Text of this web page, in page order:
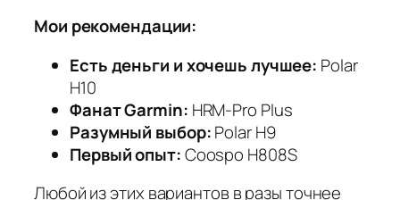
Мои рекомендации:
Есть деньги и хочешь лучшее: Polar
H10
Фанат Garmin: HRM-Pro Plus
Разумный выбор:Polar H9
Первый опыт:Coospo H808S
Любой из этих вариантов в разы точнее